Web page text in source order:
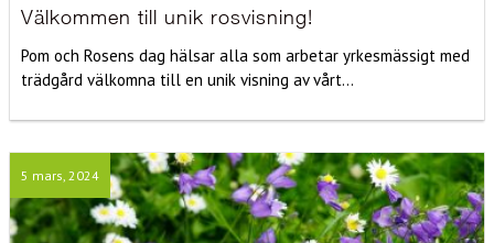
Välkommen till unik rosvisning!
Pom och Rosens dag hälsar alla som arbetar yrkesmässigt med
trädgård välkomna till en unik visning av vårt...
5 mars, 2024